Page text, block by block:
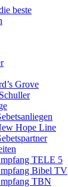
Grove
Hope Line
TELE 5
Bibel TV
TBN